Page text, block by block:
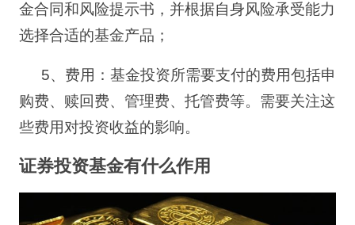
金合同和风险提示书，并根据自身风险承受能力
选择合适的基金产品；
5、 费用：基金投资所需要支付的费用包括申
购费、赎回费、管理费、托管费等。需要关注这
些费用对投资收益的影响。
证券投资基金有什么作用